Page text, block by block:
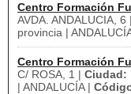
Centro Formación
AVDA. ANDALUCIA, 6 |
provincia |
Centro Formación
C/ ROSA, 1 | Ciudad:
| ANDALUCÍA |